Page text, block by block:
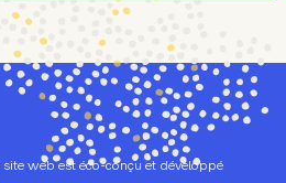
web est éco-conçu et développé